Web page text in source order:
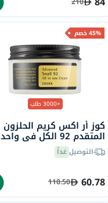
45% خصم
+3000 طلب
كوز أر اكس كريم الحلزون
المتقدم 92 الكل في واحد
100 ملالتوصيلغداً
60.78
110.50